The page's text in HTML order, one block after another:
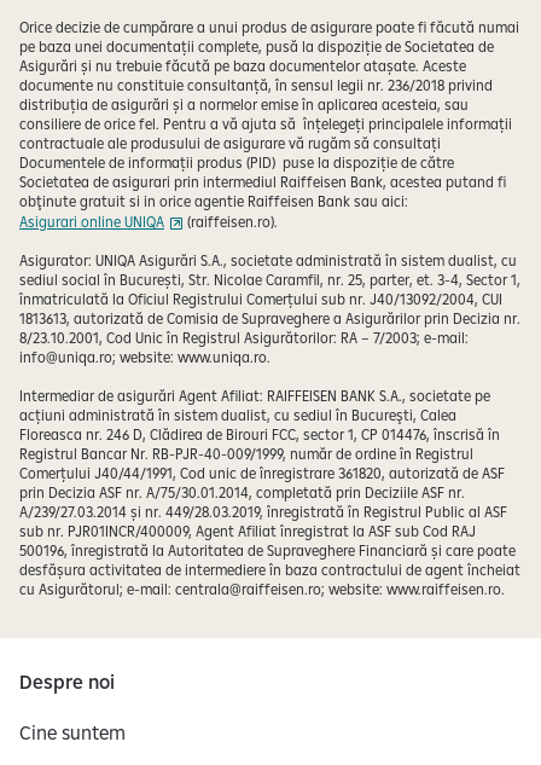
Orice decizie de cumpărare a unui produs de asigurare poate fi făcută numai
pe baza unei documentații complete, pusă la dispoziție de Societatea de
Asigurări și nu trebuie făcută pe baza documentelor atașate. Aceste
documente nu constituie consultanță, în sensul legii nr. 236/2018 privind
distribuția de asigurări și a normelor emise în aplicarea acesteia, sau
consiliere de orice fel. Pentru a vă ajuta să înțelegeți principalele informații
contractuale ale produsului de asigurare vă rugăm să consultați
Documentele de informații produs (PID) puse la dispoziție de către
Societatea de asigurari prin intermediul Raiffeisen Bank, acestea putand fi
obţinute gratuit si in orice agentie Raiffeisen Bank sau aici:
Asigurari online UNIQA
(raiffeisen.ro).
Asigurator: UNIQA Asigurări S.A., societate administrată în sistem dualist, cu
sediul social în București, Str. Nicolae Caramfil, nr. 25, parter, et. 3-4, Sector 1,
înmatriculată la Oficiul Registrului Comerțului sub nr. J40/13092/2004, CUI
1813613, autorizată de Comisia de Supraveghere a Asigurărilor prin Decizia nr.
8/23.10.2001, Cod Unic în Registrul Asigurătorilor: RA – 7/2003; e-mail:
info@uniqa.ro; website: www.uniqa.ro.
Intermediar de asigurări Agent Afiliat: RAIFFEISEN BANK S.A., societate pe
acțiuni administrată în sistem dualist, cu sediul în Bucureşti, Calea
Floreasca nr. 246 D, Clădirea de Birouri FCC, sector 1, CP 014476, înscrisă în
Registrul Bancar Nr. RB-PJR-40-009/1999, număr de ordine în Registrul
Comerțului J40/44/1991, Cod unic de înregistrare 361820, autorizată de ASF
prin Decizia ASF nr. A/75/30.01.2014, completată prin Deciziile ASF nr.
A/239/27.03.2014 și nr. 449/28.03.2019, înregistrată în Registrul Public al ASF
sub nr. PJR01INCR/400009, Agent Afiliat înregistrat la ASF sub Cod RAJ
500196, înregistrată la Autoritatea de Supraveghere Financiară și care poate
desfășura activitatea de intermediere în baza contractului de agent încheiat
cu Asigurătorul; e-mail: centrala@raiffeisen.ro; website: www.raiffeisen.ro.
Despre noi
Cine suntem